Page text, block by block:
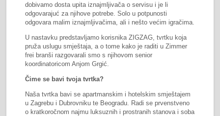
dobivamo dosta upita iznajmljivača o servisu i je li
odgovarajuć za njihove potrebe. Solo u potpunosti
odgovara malim iznajmljivačima, ali i nešto većim igračima.
U nastavku predstavljamo korisnika ZIGZAG, tvrtku koja
pruža uslugu smještaja, a o tome kako je raditi u Zimmer
frei branši razgovarali smo s njihovom senior
koordinatoricom Anjom Grgić.
Čime se bavi tvoja tvrtka?
Naša tvrtka bavi se apartmanskim i hotelskim smještajem
u Zagrebu i Dubrovniku te Beogradu. Radi se prvenstveno
o kratkoročnom najmu luksuznih i prostranih stanova i soba